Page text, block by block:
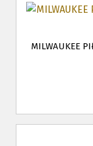
MILWAUKEE